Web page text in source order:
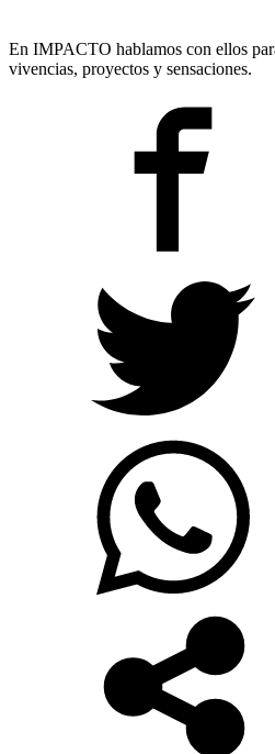
En IMPACTO hablamos con ellos
vivencias, proyectos y sensaciones.